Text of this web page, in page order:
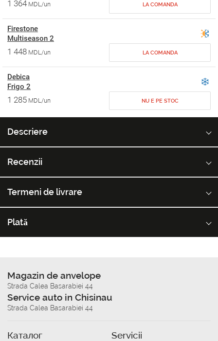
1 364 MDL/un LA COMANDA
Firestone
Multiseason 2
1 448 MDL/un LA COMANDA
Debica
Frigo 2
1 285 MDL/un NU E PE STOC
Descriere
Recenzii
Termeni de livrare
Plată
Magazin de anvelope
Strada Calea Basarabiei 44
Service auto in Chisinau
Strada Calea Basarabiei 44
Каталог Servicii